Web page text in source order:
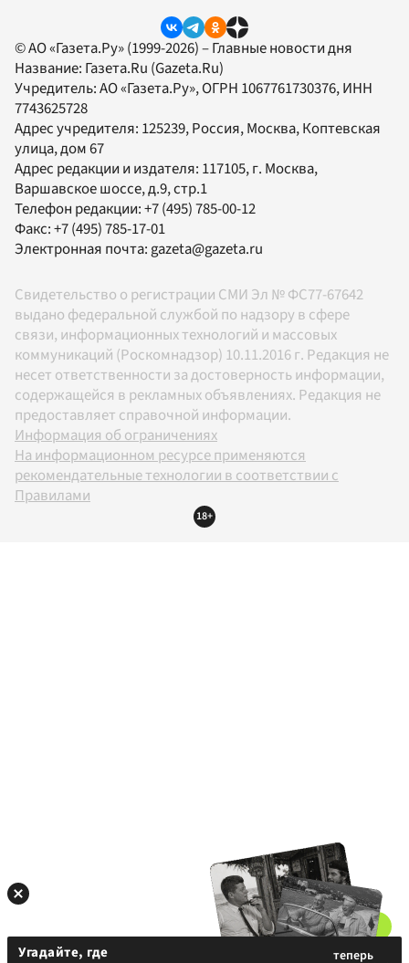
© АО «Газета.Ру» (1999-2026) – Главные новости дня
Название: Газета.Ru (Gazeta.Ru)
Учредитель:АО «Газета.Ру», ОГРН 1067761730376, ИНН
7743625728
Адрес учредителя: 125239, Россия, Москва, Коптевская
улица, дом 67
Адрес редакции и издателя: 117105, г. Москва,
Варшавское шоссе, д.9, стр.1
Телефон редакции:+7 (495) 785-00-12
Факс:+7 (495) 785-17-01
Электронная почта: gazeta@gazeta.ru
Свидетельство о регистрации СМИ Эл № ФС77-67642
выдано федеральной службой по надзору в сфере
связи, информационных технологий и массовых
коммуникаций (Роскомнадзор) 10.11.2016 г. Редакция не
несет ответственности за достоверность информации,
содержащейся в рекламных объявлениях. Редакция не
предоставляет справочной информации.
Информация об ограничениях
На информационном ресурсе применяются
рекомендательные технологии в соответствии с
Правилами
18+
Угадайте, где